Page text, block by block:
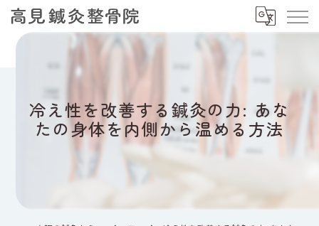
冷え性を改善する鍼灸の力: あな
たの身体を内側から温める方法